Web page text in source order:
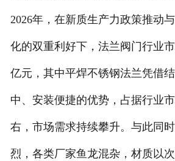
2026年，在新质生产力政策推动
化的双重利好下，法兰阀门行业
亿元，其中平焊不锈钢法兰凭借
中、安装便捷的优势，占据行业
右，市场需求持续攀升。与此同
烈，各类厂家鱼龙混杂，材质以次